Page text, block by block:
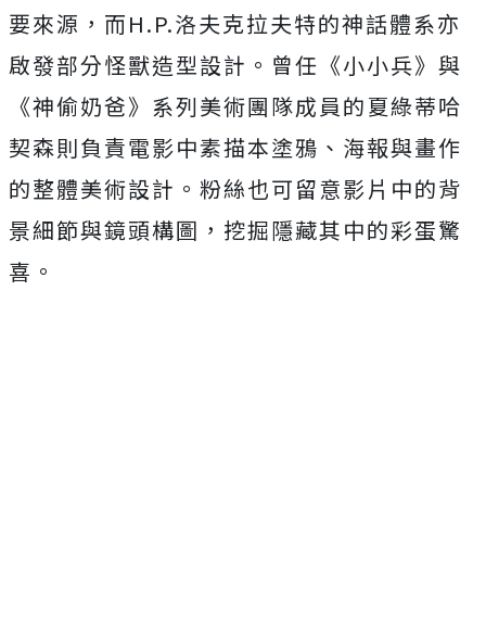
要來源，而H.P.洛夫克拉夫特的神話體系亦
啟發部分怪獸造型設計。曾任《小小兵》與
《神偷奶爸》系列美術團隊成員的夏綠蒂哈
契森則負責電影中素描本塗鴉、 海報與畫作
的整體美術設計。 粉絲也可留意影片中的背
景細節與鏡頭構圖， 挖掘隱藏其中的彩蛋驚
喜。